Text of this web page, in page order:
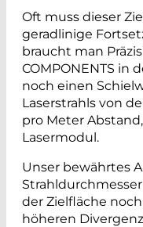
Oft muss dieser
geradlinige
braucht man
COMPONENTS in
noch einen
Laserstrahls von
pro Meter
Lasermodul.
Unser bewährtes
der Zielfläche
höheren